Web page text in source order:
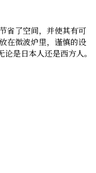
省了空间，并使其有可
在微波炉里，谨慎的设
是日本人还是西方人。